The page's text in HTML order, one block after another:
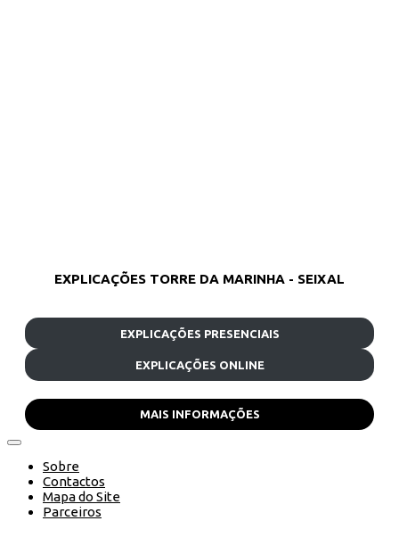
EXPLICAÇÕES TORRE DA MARINHA - SEIXAL
EXPLICAÇÕES PRESENCIAIS
EXPLICAÇÕES ONLINE
MAIS INFORMAÇÕES
Sobre
Contactos
Mapa do Site
Parceiros